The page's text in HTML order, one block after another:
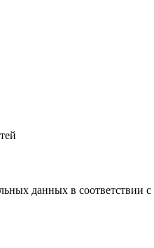
данных в соответствии с